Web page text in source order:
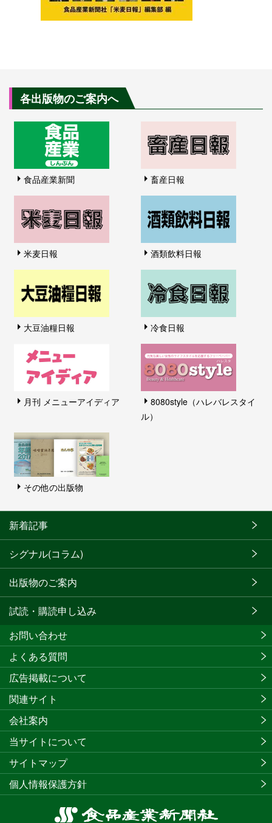
各出版物のご案内へ
食品産業新聞 畜産日報
米麦日報 酒類飲料日報
大豆油糧日報 冷食日報
月刊 メニューアイディア
8080style（ハレバレスタイ
ル）
その他の出版物
新着記事
シグナル(コラム)
出版物のご案内
試読・購読申し込み
食
お問い合わせ
よくある質問
広告掲載について
関連サイト
会社案内
当サイトについて
サイトマップ
個人情報保護方針